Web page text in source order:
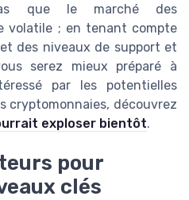
que le marché des
volatile ; en tenant compte
des niveaux de support et
serez mieux préparé à
par les potentielles
cryptomonnaies, découvrez
exploser bientôt.
pour
clés